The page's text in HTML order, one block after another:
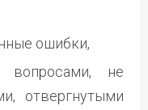
ошибки,
вопросами, не
отвергнутыми